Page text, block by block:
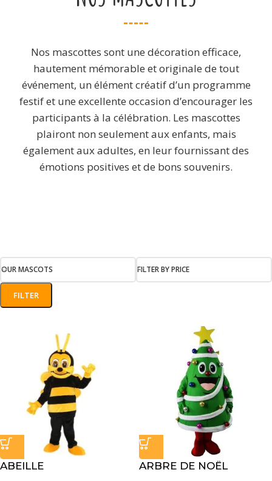
Nos mascottes sont une décoration efficace,
hautement mémorable et originale de tout
événement, un élément créatif d’un programme
festif et une excellente occasion d’encourager les
participants à la célébration. Les mascottes
plairont non seulement aux enfants, mais
également aux adultes, en leur fournissant des
émotions positives et de bons souvenirs.
OUR MASCOTS FILTER BY PRICE
FILTER
ABEILLE ARBRE DE NOËL